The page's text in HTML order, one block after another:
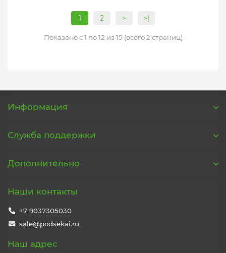
1 2 > >|
Показано с 1 по 12 из 15 (всего 2 страниц)
Информация
Служба поддержки
Дополнительно
Наши контакты
+7 9037305030
sale@podsekai.ru
Наш адрес